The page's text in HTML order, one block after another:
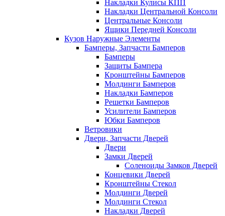
Накладки Кулисы КПП
Накладки Центральной Консоли
Центральные Консоли
Ящики Передней Консоли
Кузов Наружные Элементы
Бамперы, Запчасти Бамперов
Бамперы
Защиты Бампера
Кронштейны Бамперов
Молдинги Бамперов
Накладки Бамперов
Решетки Бамперов
Усилители Бамперов
Юбки Бамперов
Ветровики
Двери, Запчасти Дверей
Двери
Замки Дверей
Соленоиды Замков Дверей
Концевики Дверей
Кронштейны Стекол
Молдинги Дверей
Молдинги Стекол
Накладки Дверей